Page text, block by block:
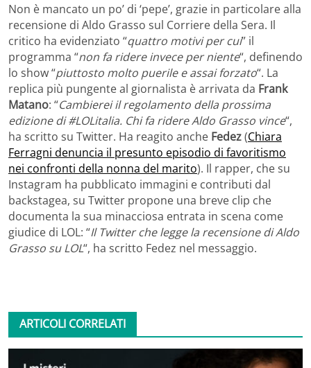
Non è mancato un po’ di ‘pepe’, grazie in particolare alla
recensione di Aldo Grasso sul Corriere della Sera. Il
critico ha evidenziato “quattro motivi per cui” il
programma “non fa ridere invece per niente“, definendo
lo show “piuttosto molto puerile e assai forzato“. La
replica più pungente al giornalista è arrivata da Frank
Matano: “Cambierei il regolamento della prossima
edizione di #LOLitalia. Chi fa ridere Aldo Grasso vince“,
ha scritto su Twitter. Ha reagito anche Fedez(Chiara
Ferragni denuncia il presunto episodio di favoritismo
nei confronti della nonna del marito). Il rapper, che su
Instagram ha pubblicato immagini e contributi dal
backstagea, su Twitter propone una breve clip che
documenta la sua minacciosa entrata in scena come
giudice di LOL: “Il Twitter che legge la recensione di Aldo
Grasso su LOL“, ha scritto Fedez nel messaggio.
ARTICOLI CORRELATI